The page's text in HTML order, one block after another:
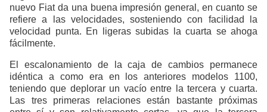
nuevo Fiat da una buena impresión general, en cuanto se
refiere a las velocidades, sosteniendo con facilidad la
velocidad punta. En ligeras subidas la cuarta se ahoga
fácilmente.
El escalonamiento de la caja de cambios permanece
idéntica a como era en los anteriores modelos 1100,
teniendo que deplorar un vacío entre la tercera y cuarta.
Las tres primeras relaciones están bastante próximas